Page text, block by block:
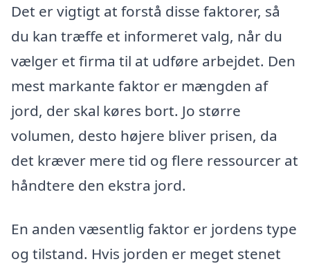
Det er vigtigt at forstå disse faktorer, så
du kan træffe et informeret valg, når du
vælger et firma til at udføre arbejdet. Den
mest markante faktor er mængden af
jord, der skal køres bort. Jo større
volumen, desto højere bliver prisen, da
det kræver mere tid og flere ressourcer at
håndtere den ekstra jord.
En anden væsentlig faktor er jordens type
og tilstand. Hvis jorden er meget stenet